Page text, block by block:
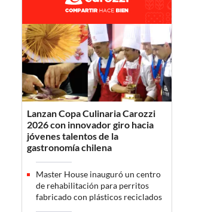
Lanzan Copa Culinaria Carozzi
2026 con innovador giro hacia
jóvenes talentos de la
gastronomía chilena
Master House inauguró un centro
de rehabilitación para perritos
fabricado con plásticos reciclados